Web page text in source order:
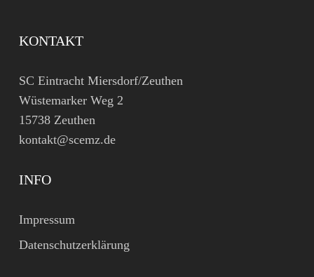
KONTAKT
SC Eintracht Miersdorf/Zeuthen
Wüstemarker Weg 2
15738 Zeuthen
kontakt@scemz.de
INFO
Impressum
Datenschutzerklärung